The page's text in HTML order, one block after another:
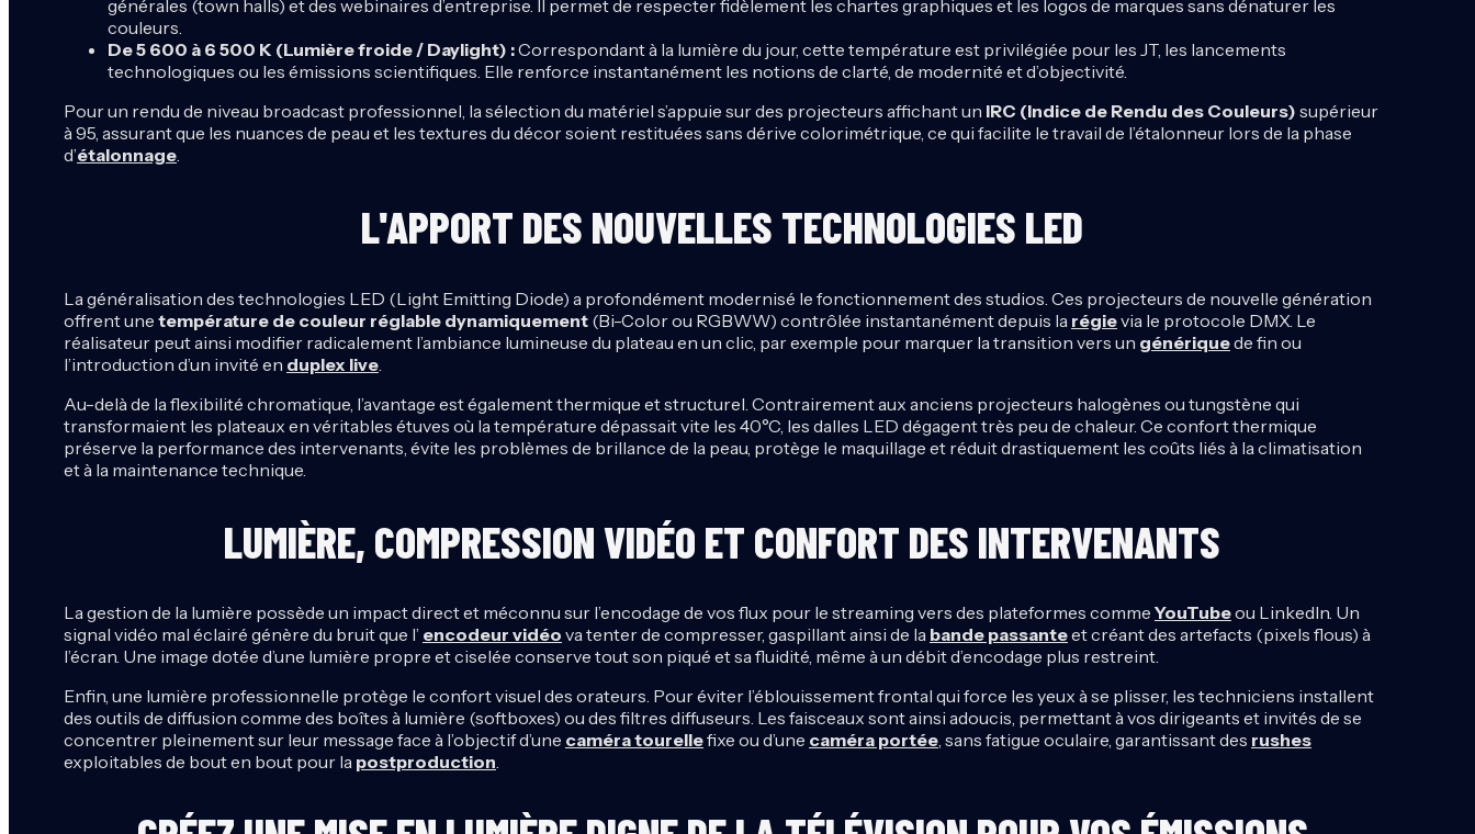
générales (town halls) et des webinaires d’entreprise. Il permet de respecter fidèlement les chartes graphiques et les logos de marques sans dénaturer les
couleurs.
De 5 600 à 6 500 K (Lumière froide / Daylight) :Correspondant à la lumière du jour, cette température est privilégiée pour les JT, les lancements
technologiques ou les émissions scientifiques. Elle renforce instantanément les notions de clarté, de modernité et d’objectivité.
Pour un rendu de niveau broadcast professionnel, la sélection du matériel s’appuie sur des projecteurs affichant un IRC (Indice de Rendu des Couleurs) supérieur
à 95, assurant que les nuances de peau et les textures du décor soient restituées sans dérive colorimétrique, ce qui facilite le travail de l’étalonneur lors de la phase
d’étalonnage.
L'APPORT DES NOUVELLES TECHNOLOGIES LED
La généralisation des technologies LED (Light Emitting Diode) a profondément modernisé le fonctionnement des studios. Ces projecteurs de nouvelle génération
offrent une température de couleur réglable dynamiquement (Bi-Color ou RGBWW) contrôlée instantanément depuis la régievia le protocole DMX. Le
réalisateur peut ainsi modifier radicalement l’ambiance lumineuse du plateau en un clic, par exemple pour marquer la transition vers un génériquede fin ou
l’introduction d’un invité en duplex live
Au-delà de la flexibilité chromatique, l’avantage est également thermique et structurel. Contrairement aux anciens projecteurs halogènes ou tungstène qui
transformaient les plateaux en véritables étuves où la température dépassait vite les 40°C, les dalles LED dégagent très peu de chaleur. Ce confort thermique
préserve la performance des intervenants, évite les problèmes de brillance de la peau, protège le maquillage et réduit drastiquement les coûts liés à la climatisation
et à la maintenance technique.
LUMIÈRE, COMPRESSION VIDÉO ET CONFORT DES INTERVENANTS
La gestion de la lumière possède un impact direct et méconnu sur l’encodage de vos flux pour le streaming vers des plateformes comme YouTubeou LinkedIn. Un
signal vidéo mal éclairé génère du bruit que l’ encodeur vidéo va tenter de compresser, gaspillant ainsi de la bande passanteet créant des artefacts (pixels flous) à
l’écran. Une image dotée d’une lumière propre et ciselée conserve tout son piqué et sa fluidité, même à un débit d’encodage plus restreint.
Enfin, une lumière professionnelle protège le confort visuel des orateurs. Pour éviter l’éblouissement frontal qui force les yeux à se plisser, les techniciens installent
des outils de diffusion comme des boîtes à lumière (softboxes) ou des filtres diffuseurs. Les faisceaux sont ainsi adoucis, permettant à vos dirigeants et invités de se
concentrer pleinement sur leur message face à l’objectif d’une caméra tourellefixe ou d’une caméra portée , sans fatigue oculaire, garantissant des rushes
exploitables de bout en bout pour la postproduction